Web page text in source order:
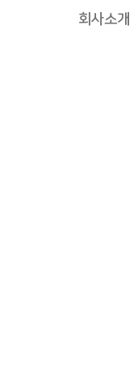
회사소개